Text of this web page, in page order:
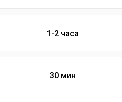
1-2 часа
30 мин